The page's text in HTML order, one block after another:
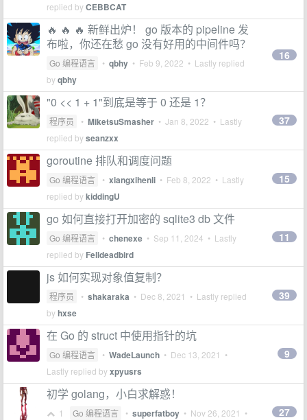
replied byCEBBCAT
🔥 🔥 🔥 新鲜出炉！ go 版本的 pipeline 发
布啦，你还在愁 go 没有好用的中间件吗？
Go 编程语言 • qbhy • Feb 9, 2022 • Lastly replied
byqbhy
16
"0 << 1 + 1"到底是等于 0 还是 1？
程序员 • MiketsuSmasher • Jan 8, 2022 • Lastly
replied byseanzxx
37
goroutine 排队和调度问题
Go 编程语言 • xiangxihenli • Feb 8, 2022 • Lastly
replied bykiddingU
15
go 如何直接打开加密的 sqlite3 db 文件
Go 编程语言 • chenexe • Sep 11, 2024 • Lastly
replied by Felldeadbird
11
js 如何实现对象值复制？
程序员 • shakaraka • Dec 8, 2021 • Lastly replied
byhxse
39
在 Go 的 struct 中使用指针的坑
Go 编程语言 • WadeLaunch • Dec 13, 2021 •
Lastly replied byxpyusrs
9
初学 golang，小白求解惑！
1 Go 编程语言 • superfatboy • Nov 26, 2021 •
27